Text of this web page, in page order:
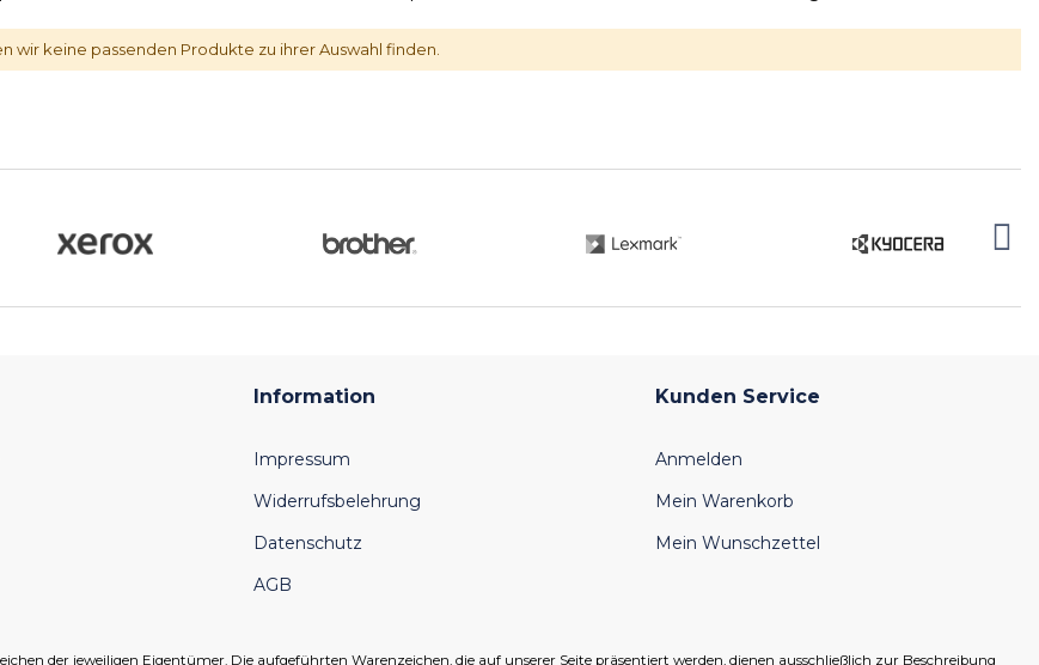
wir keine passenden Produkte zu ihrer Auswahl finden.
Information
Impressum
Widerrufsbelehrung
Datenschutz
AGB
Kunden Service
Anmelden
Mein Warenkorb
Mein Wunschzettel
der jeweiligen Eigentümer. Die aufgeführten Warenzeichen, die auf unserer Seite präsentiert werden, dienen ausschließlich zur Beschreibung